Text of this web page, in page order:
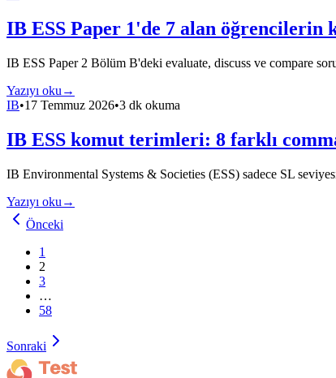
IB ESS Paper 1'de 7 alan öğrencilerin
IB ESS Paper 2 Bölüm B'deki evaluate, discuss ve compare
Yazıyı oku →
IB•17 Temmuz 2026•3 dk okuma
IB ESS komut terimleri: 8 farklı
IB Environmental Systems & Societies (ESS) sadece SL
Yazıyı oku →
Önceki
1
2
3
…
58
Sonraki